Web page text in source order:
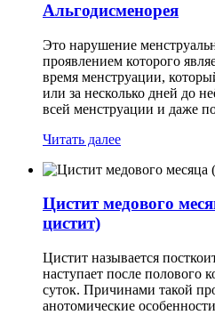
Альгодисменорея
Это нарушение
проявлением которого
время менструации,
или за несколько дней до
всей менструации и даже
Читать далее
Цистит медового
цистит)
Цистит называется
наступает после полового
суток. Причинами такой
анотомические